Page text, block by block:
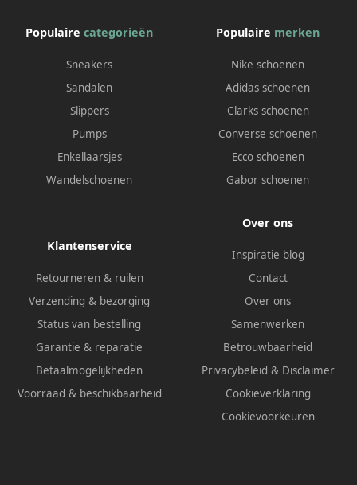
Populaire categorieën
Sneakers
Sandalen
Slippers
Pumps
Enkellaarsjes
Wandelschoenen
Populaire merken
Nike schoenen
Adidas schoenen
Clarks schoenen
Converse schoenen
Ecco schoenen
Gabor schoenen
Klantenservice
Retourneren & ruilen
Verzending & bezorging
Status van bestelling
Garantie & reparatie
Betaalmogelijkheden
Voorraad & beschikbaarheid
Over ons
Inspiratie blog
Contact
Over ons
Samenwerken
Betrouwbaarheid
Privacybeleid & Disclaimer
Cookieverklaring
Cookievoorkeuren